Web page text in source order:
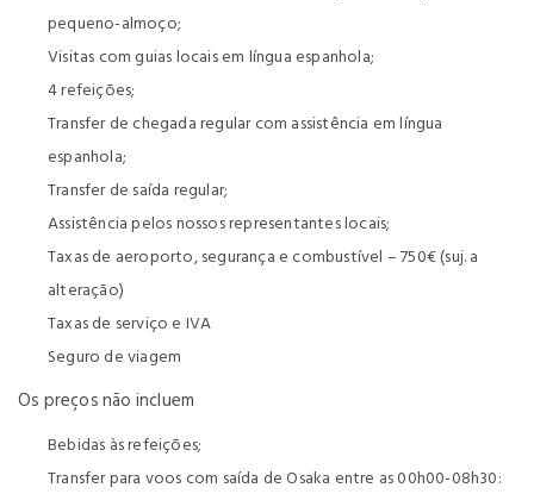
pequeno-almoço;
Visitas com guias locais em língua espanhola;
4 refeições;
Transfer de chegada regular com assistência em língua
espanhola;
Transfer de saída regular;
Assistência pelos nossos representantes locais;
Taxas de aeroporto, segurança e combustível – 750€(suj. a
alteração)
Taxas de serviço e IVA
Seguro de viagem
Os preços não incluem
Bebidas às refeições;
Transfer para voos com saída de Osaka entre as 00h00-08h30: